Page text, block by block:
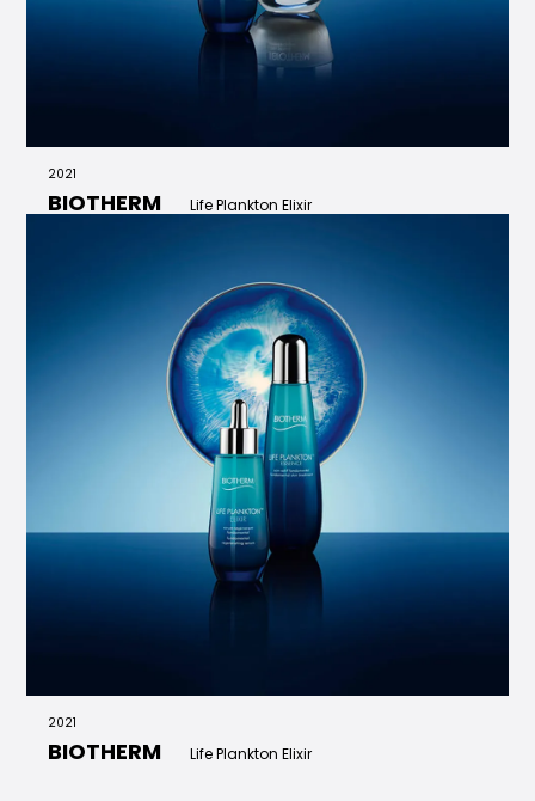
2021
BIOTHERM Life Plankton Elixir
2021
BIOTHERM Life Plankton Elixir